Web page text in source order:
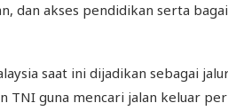
dan akses pendidikan serta
saat ini dijadikan sebagai
guna mencari jalan keluar